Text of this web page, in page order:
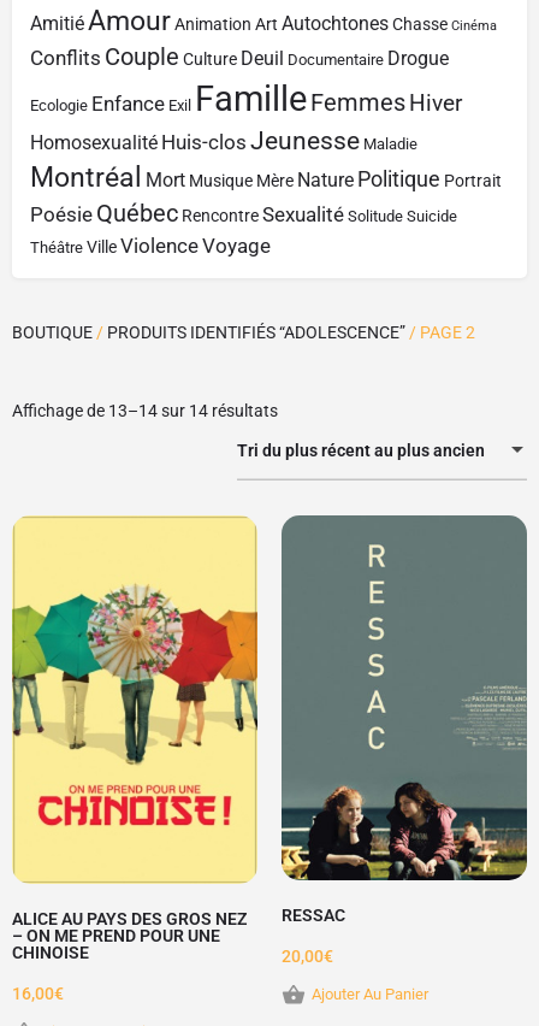
AmitiéAmourAnimation Art AutochtonesChasse Cinéma
Conflits Couple Culture Deuil Documentaire Drogue
Ecologie Enfance Exil FamilleFemmesHiver
Homosexualité Huis-clos Jeunesse Maladie
Montréal Mort Musique Mère Nature Politique Portrait
Poésie Québec RencontreSexualité Solitude Suicide
Théâtre VilleViolenceVoyage
BOUTIQUE / PRODUITS IDENTIFIÉS “ADOLESCENCE” / PAGE 2
Affichage de 13–14 sur 14 résultats
Tri du plus récent au plus ancien
ALICE AU PAYS DES GROS NEZ
– ON ME PREND POUR UNE
CHINOISE
16,00€
RESSAC
20,00€
Ajouter Au Panier